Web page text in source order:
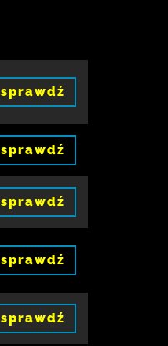
sprawdź
sprawdź
sprawdź
sprawdź
sprawdź